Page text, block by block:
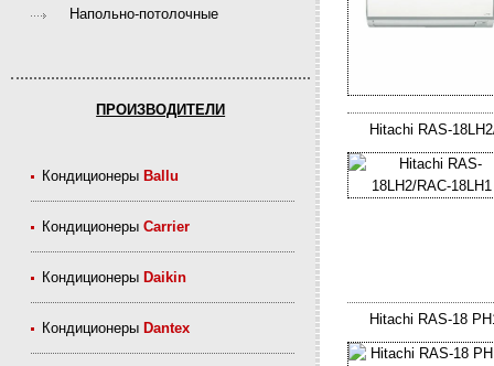
Напольно-потолочные
ПРОИЗВОДИТЕЛИ
Кондиционеры Ballu
КондиционерыCarrier
Кондиционеры Daikin
Кондиционеры Dantex
Hitachi RAS-
Hitachi RAS-18